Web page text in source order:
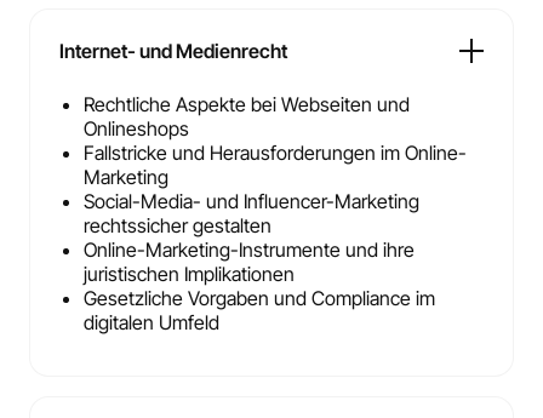
Internet- und Medienrecht
Rechtliche Aspekte bei Webseiten und
Onlineshops
Fallstricke und Herausforderungen im Online-
Marketing
Social-Media- und Influencer-Marketing
rechtssicher gestalten
Online-Marketing-Instrumente und ihre
juristischen Implikationen
Gesetzliche Vorgaben und Compliance im
digitalen Umfeld